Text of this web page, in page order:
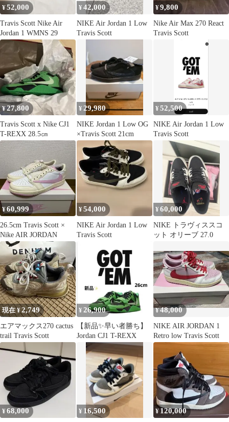
¥52,000
Travis Scott Nike Air
Jordan 1 WMNS 29
¥42,000
NIKE Air Jordan 1 Low
Travis Scott
¥9,800
Nike Air Max 270 React
Travis Scott
¥27,800
Travis Scott x Nike CJ1
T-REXX 28.5㎝
¥ 29,980
NIKE Jordan 1 Low OG
×Travis Scott 21cm
¥52,500
NIKE Air Jordan 1 Low
Travis Scott
¥60,999
26.5cm Travis Scott ×
Nike AIR JORDAN
¥54,000
NIKE Air Jordan 1 Low
Travis Scott
¥60,000
NIKE トラヴィススコ
ット オリーブ 27.0
現在 ¥2,749
エアマックス270 cactus
trail Travis Scott
¥ 26,900
【新品✨️早い者勝ち】
Jordan CJ1 T-REXX
¥48,000
NIKE AIR JORDAN 1
Retro low Travis Scott
¥68,000 ¥ 16,500 ¥120,000